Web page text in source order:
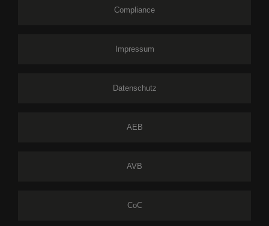
Compliance
Impressum
Datenschutz
AEB
AVB
CoC